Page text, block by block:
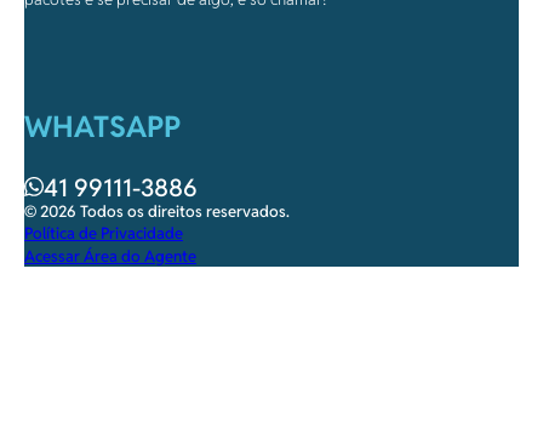
WHATSAPP
41 99111-3886
© 2026 Todos os direitos reservados.
Política de Privacidade
Acessar Área do Agente